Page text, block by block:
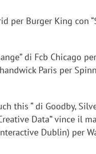
per Burger King con
di Fcb Chicago
Paris per
this “ di Goodby,
Data” vince il
Dublin) per